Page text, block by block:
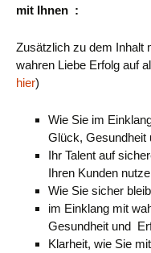
mit Ihnen :
Zusätzlich zu dem Inhalt
wahren Liebe Erfolg auf
hier)
Wie Sie im
Glück, Gesundheit
Ihr Talent auf
Ihren Kunden
Wie Sie sicher
im Einklang mit
Gesundheit und
Klarheit, wie Sie